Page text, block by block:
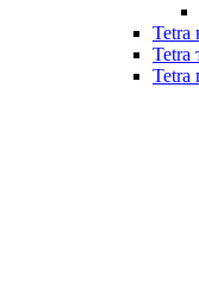
Tetra
Tetra
Tetra